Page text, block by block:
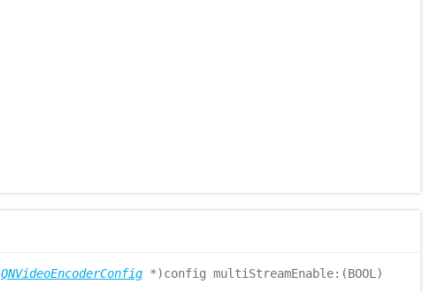
QNVideoEncoderConfig *)config multiStreamEnable:(BOOL)